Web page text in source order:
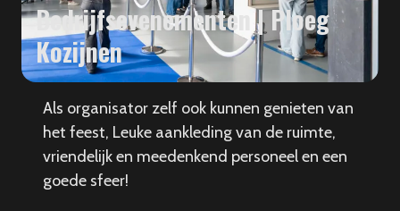
Bedrijfsevenementen | Ploeg
Kozijnen
Als organisator zelf ook kunnen genieten van
het feest, Leuke aankleding van de ruimte,
vriendelijk en meedenkend personeel en een
goede sfeer!